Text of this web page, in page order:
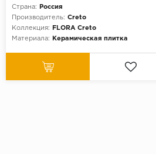
Страна:
Россия
Производитель: Creto
Коллекция:
FLORA Creto
Материала:
Керамическая плитка